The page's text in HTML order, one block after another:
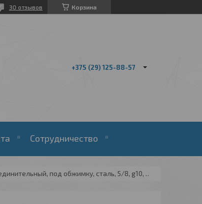
Корзина
30 отзывов
+375 (29) 125-88-57
Сотрудничество
Фитинг соединительный, под обжимку, сталь, 5/8, g10, №10, #10 (13мм), 45°, без стакана, o-ring.